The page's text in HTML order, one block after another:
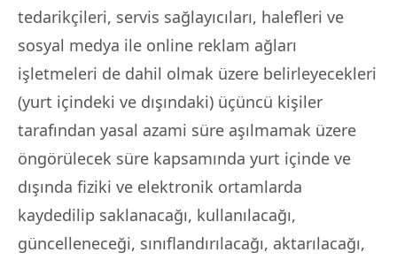
tedarikçileri, servis sağlayıcıları, halefleri ve
sosyal medya ile online reklam ağları
işletmeleri de dahil olmak üzere belirleyecekleri
(yurt içindeki ve dışındaki) üçüncü kişiler
tarafından yasal azami süre aşılmamak üzere
öngörülecek süre kapsamında yurt içinde ve
dışında fiziki ve elektronik ortamlarda
kaydedilip saklanacağı, kullanılacağı,
güncelleneceği, sınıflandırılacağı, aktarılacağı,